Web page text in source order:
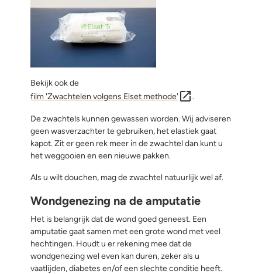
Bekijk ook de
film 'Zwachtelen volgens Elset methode'
.
De zwachtels kunnen gewassen worden. Wij adviseren
geen wasverzachter te gebruiken, het elastiek gaat
kapot. Zit er geen rek meer in de zwachtel dan kunt u
het weggooien en een nieuwe pakken.
Als u wilt douchen, mag de zwachtel natuurlijk wel af.
Wondgenezing na de amputatie
Het is belangrijk dat de wond goed geneest. Een
amputatie gaat samen met een grote wond met veel
hechtingen. Houdt u er rekening mee dat de
wondgenezing wel even kan duren, zeker als u
vaatlijden, diabetes en/of een slechte conditie heeft.